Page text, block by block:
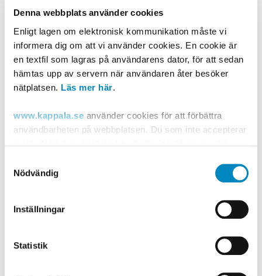
Denna webbplats använder cookies
Enligt lagen om elektronisk kommunikation måste vi
informera dig om att vi använder cookies. En cookie är
en textfil som lagras på användarens dator, för att sedan
hämtas upp av servern när användaren åter besöker
nätplatsen. Läs mer här.
www.kappala.se använder cookies för att förbättra
användbarheten på webbplatsen. Du som inte accepterar
länken" ovan.
Post- och telestyrelsen, som är tillsynsmyndighet på
området, lämnar ytterligare information om cookies på
Nödvändig
Inställningar
Statistik
har någon referenskod ska du kontakta beställaren på
Referenskoden är antingen en 9 tecken lång kod - sex
bokstäver följt av tre siffror till exempel Ann
Andersson har referenskoden annand001.
Referenskoden kan även var ett projektnummer och är
Uppgifter som krävs på fakturan
Köparens namn och adress
Momsregistreringsnummer
Uppgift om F-skattsedel